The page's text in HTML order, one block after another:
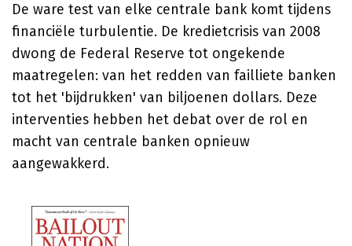
De ware test van elke centrale bank komt tijdens
financiële turbulentie. De kredietcrisis van 2008
dwong de Federal Reserve tot ongekende
maatregelen: van het redden van failliete banken
tot het 'bijdrukken' van biljoenen dollars. Deze
interventies hebben het debat over de rol en
macht van centrale banken opnieuw
aangewakkerd.